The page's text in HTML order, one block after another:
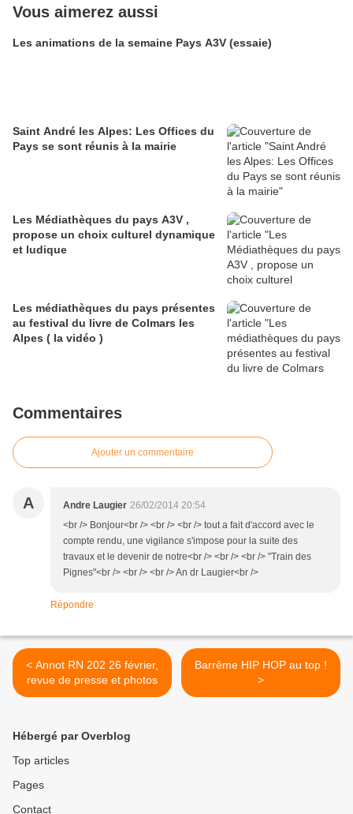
Vous aimerez aussi
Les animations de la semaine Pays A3V (essaie)
Saint André les Alpes: Les Offices du
Pays se sont réunis à la mairie
Les Médiathèques du pays A3V ,
propose un choix culturel dynamique
et ludique
Les médiathèques du pays présentes
au festival du livre de Colmars les
Alpes ( la vidéo )
Commentaires
Ajouter un commentaire
A Andre Laugier 26/02/2014 20:54
<br /> Bonjour<br /> <br /> <br /> tout a fait d'accord avec le
compte rendu, une vigilance s'impose pour la suite des
travaux et le devenir de notre<br /> <br /> <br /> "Train des
Pignes"<br /> <br /> <br /> An dr Laugier<br />
Répondre
< Annot RN 202 26 février,
revue de presse et photos
Barrême HIP HOP au top !
>
Hébergé par Overblog
Top articles
Pages
Contact